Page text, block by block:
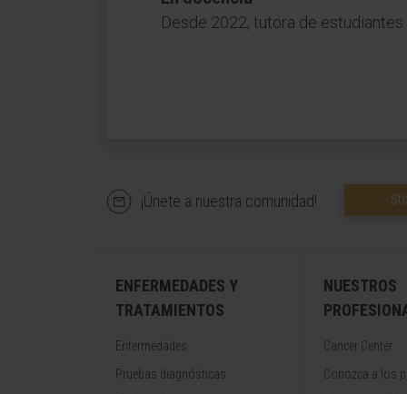
Desde 2022, tutora de estudiantes
¡Únete a nuestra comunidad!
ENFERMEDADES Y
TRATAMIENTOS
Enfermedades
Pruebas diagnósticas
NUESTROS
Cancer Center
Conozca a los